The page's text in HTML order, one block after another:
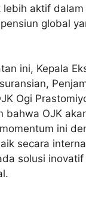
lebih aktif dalam
global
ini, Kepala
Ogi
bahwa OJK
ini
secara
solusi